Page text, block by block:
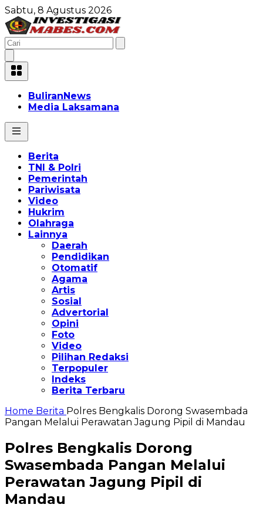
Sabtu, 8 Agustus 2026
BuliranNews
Media Laksamana
Berita
TNI & Polri
Pemerintah
Pariwisata
Video
Hukrim
Olahraga
Lainnya
Daerah
Pendidikan
Otomatif
Agama
Artis
Sosial
Advertorial
Opini
Foto
Video
Pilihan Redaksi
Terpopuler
Indeks
Berita Terbaru
Home Berita Polres Bengkalis Dorong Swasembada
Pangan Melalui Perawatan Jagung Pipil di Mandau
Polres Bengkalis Dorong
Swasembada Pangan Melalui
Perawatan Jagung Pipil di
Mandau